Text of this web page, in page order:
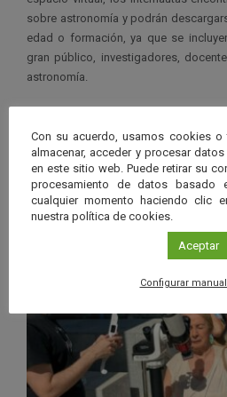
sobre astronomía y podrán
edad o formación, ya que se
gran público, investigadores,
astronomía.
Últimas noticias publicadas
Con su acuerdo, usamos cookies o
almacenar, acceder y procesar
en este sitio web. Puede retirar su
procesamiento de datos basado
cualquier momento haciendo clic
nuestra política de cookies.
Aceptar
Configurar